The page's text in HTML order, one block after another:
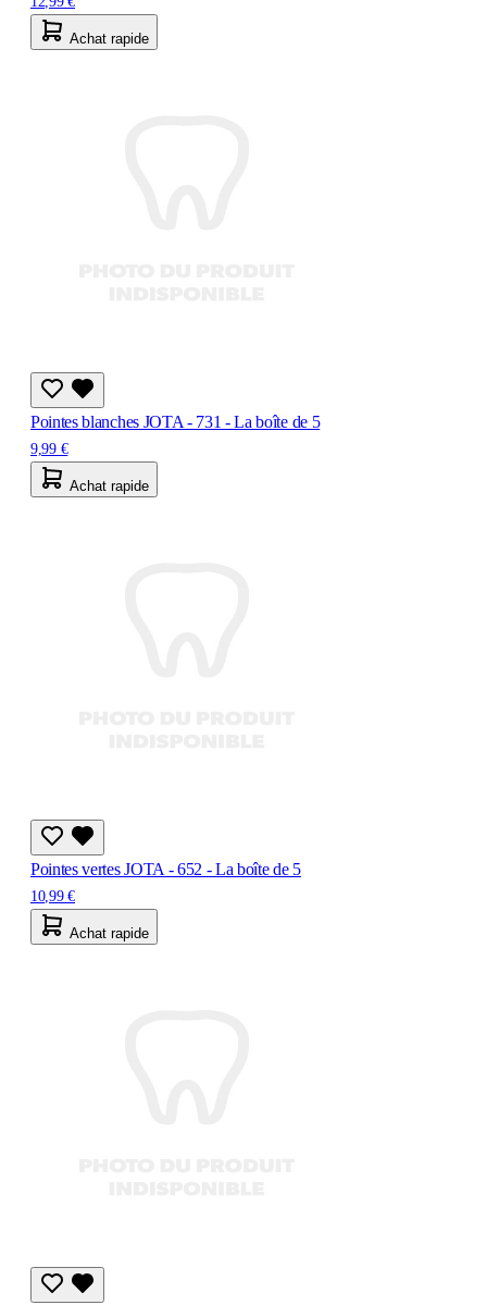
Achat rapide
Pointes blanches JOTA - 731 - La boîte de 5
9,99 €
Achat rapide
Pointes vertes JOTA - 652 - La boîte de 5
10,99 €
Achat rapide